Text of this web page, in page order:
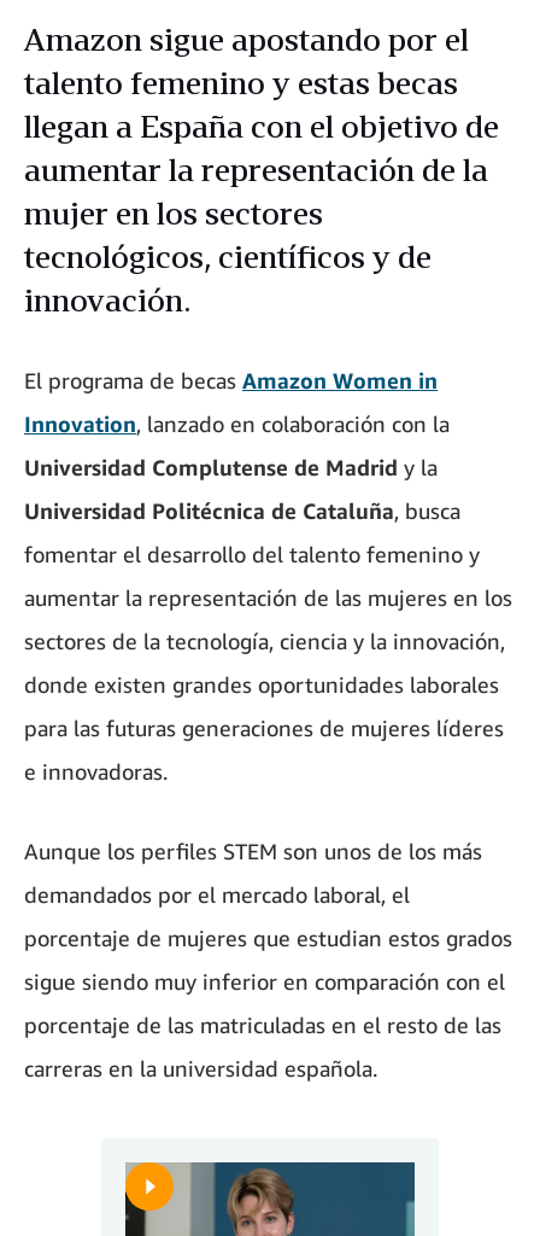
Amazon sigue apostando por el
talento femenino y estas becas
llegan a España con el objetivo de
aumentar la representación de la
mujer en los sectores
tecnológicos, científicos y de
innovación.
El programa de becas Amazon Women in
Innovation, lanzado en colaboración con la
Universidad Complutense de Madrid y la
Universidad Politécnica de Cataluña, busca
fomentar el desarrollo del talento femenino y
aumentar la representación de las mujeres en los
sectores de la tecnología, ciencia y la innovación,
donde existen grandes oportunidades laborales
para las futuras generaciones de mujeres líderes
e innovadoras.
Aunque los perfiles STEM son unos de los más
demandados por el mercado laboral, el
porcentaje de mujeres que estudian estos grados
sigue siendo muy inferior en comparación con el
porcentaje de las matriculadas en el resto de las
carreras en la universidad española.